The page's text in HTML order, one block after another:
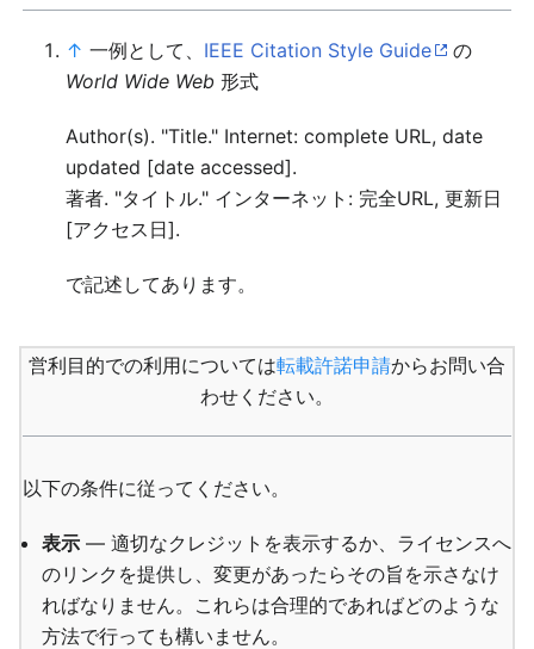
↑ 一例として、 IEEE Citation Style Guide
の
World Wide Web 形式
Author(s). "Title." Internet: complete URL, date
updated [date accessed].
著者. "タイトル." インターネット: 完全URL, 更新日
[アクセス日].
で記述してあります。
営利目的での利用については転載許諾申請からお問い合
わせください。
以下の条件に従ってください。
表示 — 適切なクレジットを表示するか、ライセンスへ
のリンクを提供し、変更があったらその旨を示さなけ
ればなりません。これらは合理的であればどのような
方法で行っても構いません。